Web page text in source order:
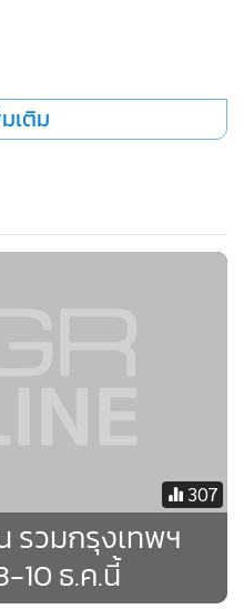
เติม
307
รวมกรุงเทพฯ
10 ธ.ค.นี้